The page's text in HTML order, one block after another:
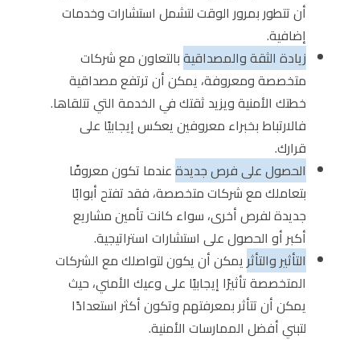
أن تتطور بمرور الوقت لتشمل استشارات وخدمات
إضافية.
زيادة الثقة والمصداقيةبالتعاون مع شركات
متخصصة ومعروفة، يمكن أن ترتفع مصداقية
خطتك الأمنية ويزيد ثقتك في الخدمة التي تتلقاها.
فالارتباط بخبراء معروفين يعكس إيجابيًا على
قرارك.
الحصول على فرص جديدةعندما تكون معروفًا
بتعاملك مع شركات متخصصة، فقد تفتح أبوابًا
جديدة لفرص أخرى، سواء كانت تأمين مشاريع
أكبر أو الحصول على استشارات استراتيجية.
التأثير والتأثر يمكن أن يكون لتواصلك مع الشركات
المتخصصة تأثيرًا إيجابيًا على وعيك الأمني، حيث
يمكن أن تتأثر بمعرفتهم وتكون أكثر استعدادًا
لتبني أفضل الممارسات الأمنية.